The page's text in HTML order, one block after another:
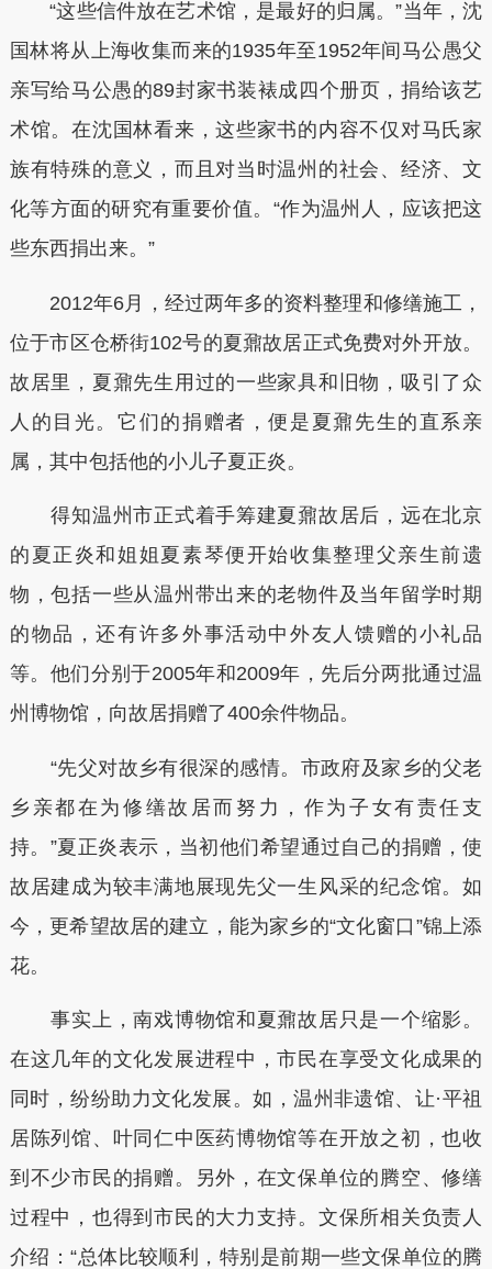
“这些信件放在艺术馆，是最好的归属。”当年，沈
国林将从上海收集而来的1935年至1952年间马公愚父
亲写给马公愚的89封家书装裱成四个册页，捐给该艺
术馆。在沈国林看来，这些家书的内容不仅对马氏家
族有特殊的意义，而且对当时温州的社会、经济、文
化等方面的研究有重要价值。“作为温州人，应该把这
些东西捐出来。”
2012年6月，经过两年多的资料整理和修缮施工，
位于市区仓桥街102号的夏鼐故居正式免费对外开放。
故居里，夏鼐先生用过的一些家具和旧物，吸引了众
人的目光。它们的捐赠者，便是夏鼐先生的直系亲
属，其中包括他的小儿子夏正炎。
得知温州市正式着手筹建夏鼐故居后，远在北京
的夏正炎和姐姐夏素琴便开始收集整理父亲生前遗
物，包括一些从温州带出来的老物件及当年留学时期
的物品，还有许多外事活动中外友人馈赠的小礼品
等。他们分别于2005年和2009年，先后分两批通过温
州博物馆，向故居捐赠了400余件物品。
“先父对故乡有很深的感情。市政府及家乡的父老
乡亲都在为修缮故居而努力，作为子女有责任支
持。”夏正炎表示，当初他们希望通过自己的捐赠，使
故居建成为较丰满地展现先父一生风采的纪念馆。如
今，更希望故居的建立，能为家乡的“文化窗口”锦上添
花。
事实上，南戏博物馆和夏鼐故居只是一个缩影。
在这几年的文化发展进程中，市民在享受文化成果的
同时，纷纷助力文化发展。如，温州非遗馆、让·平祖
居陈列馆、叶同仁中医药博物馆等在开放之初，也收
到不少市民的捐赠。另外，在文保单位的腾空、修缮
过程中，也得到市民的大力支持。文保所相关负责人
介绍：“总体比较顺利，特别是前期一些文保单位的腾